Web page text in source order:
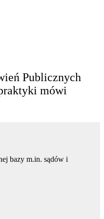
Publicznych
mówi
bazy m.in. sądów i